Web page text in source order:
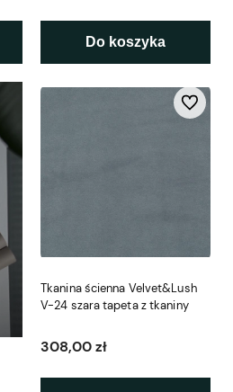
Do koszyka
Tkanina ścienna Velvet&Lush
V-24 szara tapeta z tkaniny
308,00 zł
Do